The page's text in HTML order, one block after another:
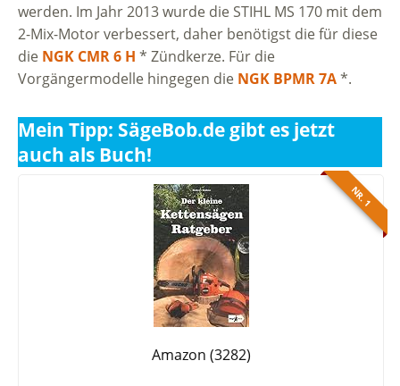
werden. Im Jahr 2013 wurde die STIHL MS 170 mit dem
2-Mix-Motor verbessert, daher benötigst die für diese
die NGK CMR 6 H * Zündkerze. Für die
Vorgängermodelle hingegen die NGK BPMR 7A*.
Mein Tipp: SägeBob.de gibt es jetzt
auch als Buch!
NR. 1
Amazon (3282)